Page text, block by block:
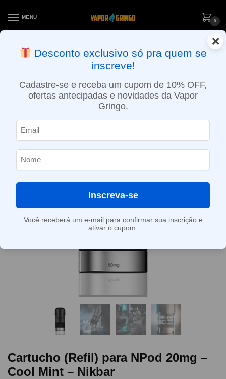
MENU
0
ENTREGA NO MESMO DIA EM SÃO PAULO (SEG A SEX): PEDIDOS
APROVADOS ATÉ 15:30 VIA MOTOBOY
Cartucho (Refil) para NPod 20mg –
Cool Mint – Nikbar
×
Desconto exclusivo só pra quem se
inscreve!
Cadastre-se e receba um cupom de 10% OFF,
ofertas antecipadas e novidades da Vapor
Gringo.
Inscreva-se
Você receberá um e-mail para confirmar sua inscrição e
ativar o cupom.